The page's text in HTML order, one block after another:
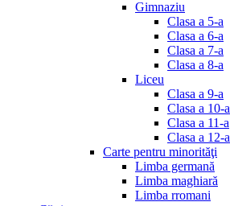
Gimnaziu
Clasa a 5-a
Clasa a 6-a
Clasa a 7-a
Clasa a 8-a
Liceu
Clasa a 9-a
Clasa a 10-a
Clasa a 11-a
Clasa a 12-a
Carte pentru minorităţi
Limba germană
Limba maghiară
Limba rromani